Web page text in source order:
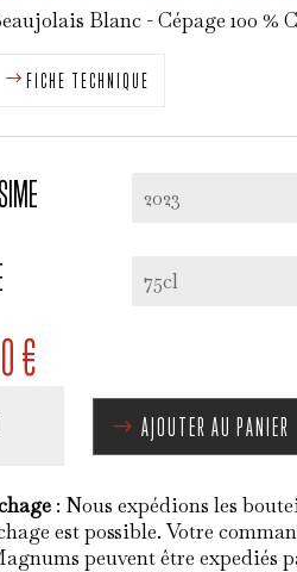
Blanc - Cépage 100 %
FICHE TECHNIQUE
€
AJOUTER AU PANIER
: Nous expédions les
est possible. Votre
peuvent être expediés